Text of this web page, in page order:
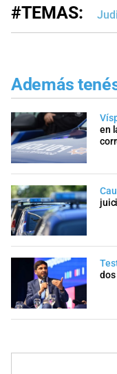
#TEMAS:
Además
en